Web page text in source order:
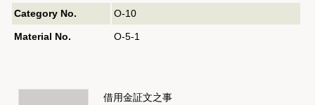
Category No. O-10
Material No. O-5-1
借用金証文之事